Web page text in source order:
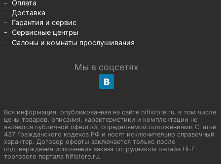
Оплата
Доставка
Гарантия и сервис
Сервисные центры
Салоны и комнаты прослушивания
Мы в соцсетях
Вся информация, опубликованная на сайте hifistore.ru, в том числе
цены товаров, описания, характеристики и комплектации не
являются публичной офертой, определяемой положениями Статьи
437 Гражданского кодекса РФ и носят исключительно справочный
характер. Договор оферты заключается только после
подтверждения исполнения заказа сотрудником онлайн Hi-Fi
торгового портала hifistore.ru.